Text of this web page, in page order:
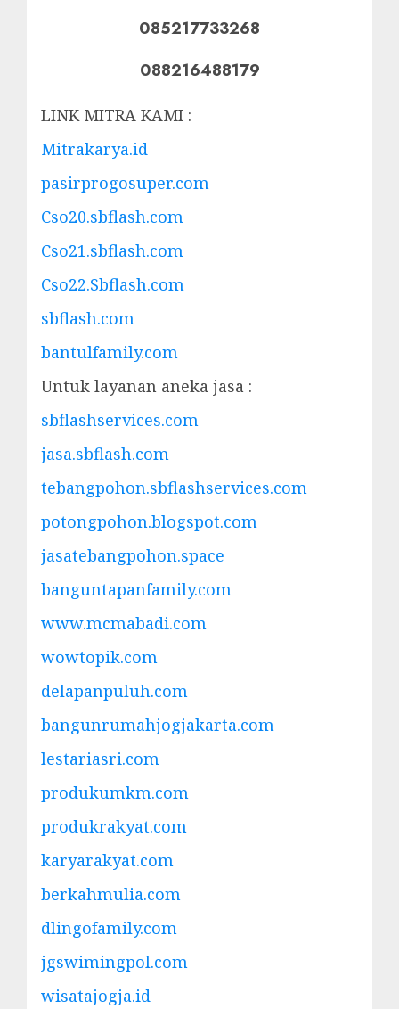
085217733268
088216488179
LINK MITRA KAMI :
Mitrakarya.id
pasirprogosuper.com
Cso20.sbflash.com
Cso21.sbflash.com
Cso22.Sbflash.com
sbflash.com
bantulfamily.com
Untuk layanan aneka jasa :
sbflashservices.com
jasa.sbflash.com
tebangpohon.sbflashservices.com
potongpohon.blogspot.com
jasatebangpohon.space
banguntapanfamily.com
www.mcmabadi.com
wowtopik.com
delapanpuluh.com
bangunrumahjogjakarta.com
lestariasri.com
produkumkm.com
produkrakyat.com
karyarakyat.com
berkahmulia.com
dlingofamily.com
jgswimingpol.com
wisatajogja.id